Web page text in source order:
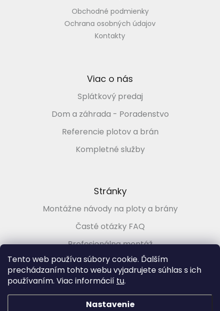
Tento web používa súbory cookie. Ďalším
prechádzaním tohto webu vyjadrujete súhlas s ich
používaním. Viac informácií tu.
Nastavenie
Obchodné podmienky
Ochrana osobných údajov
Kontakty
Viac o nás
Splátkový predaj
Dom a záhrada - Poradenstvo
Referencie plotov a brán
Kompletné služby
Stránky
Montážne návody na ploty a brány
Časté otázky FAQ
Profesionálna montáž
Poradenstvo zadarmo
Vytvoril Shoptet &